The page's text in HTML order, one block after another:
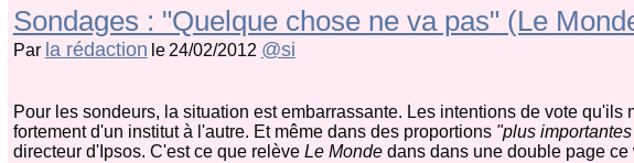
Sondages : "Quelque chose ne va pas" (Le
Par la rédaction le 24/02/2012 @si
Pour les sondeurs, la situation est embarrassante. Les intentions de vote
fortement d'un institut à l'autre. Et même dans des proportions "plus
directeur d'Ipsos. C'est ce que relève Le Mondedans dans une double page ce